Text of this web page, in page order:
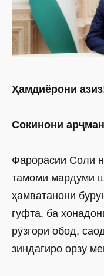
Ҳамдиёрони
Сокинони
Фарорасии Соли
тамоми мардуми
ҳамватанони
гуфта, ба
рӯзгори обод,
зиндагиро орзу